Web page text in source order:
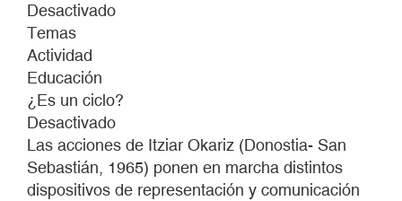
Desactivado
Temas
Actividad
Educación
¿Es un ciclo?
Desactivado
Las acciones de Itziar Okariz (Donostia- San
Sebastián, 1965) ponen en marcha distintos
dispositivos de representación y comunicación